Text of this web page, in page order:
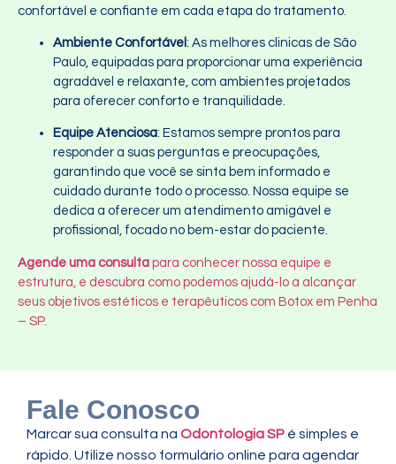
confortável e confiante em cada etapa do tratamento.
Ambiente Confortável : As melhores clinicas de São
Paulo, equipadas para proporcionar uma experiência
agradável e relaxante, com ambientes projetados
para oferecer conforto e tranquilidade.
Equipe Atenciosa: Estamos sempre prontos para
responder a suas perguntas e preocupações,
garantindo que você se sinta bem informado e
cuidado durante todo o processo. Nossa equipe se
dedica a oferecer um atendimento amigável e
profissional, focado no bem-estar do paciente.
Agende uma consulta para conhecer nossa equipe e
estrutura, e descubra como podemos ajudá-lo a alcançar
seus objetivos estéticos e terapêuticos com Botox em Penha
– SP.
Fale Conosco
Marcar sua consulta na Odontologia SP é simples e
rápido. Utilize nosso formulário online para agendar